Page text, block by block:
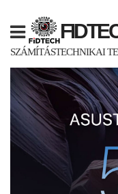
content
SZÁMÍTÁSTECHNIKAI